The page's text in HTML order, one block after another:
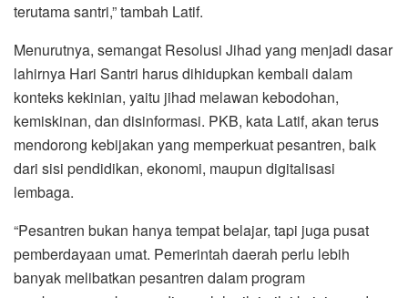
terutama santri,” tambah Latif.
Menurutnya, semangat Resolusi Jihad yang menjadi dasar
lahirnya Hari Santri harus dihidupkan kembali dalam
konteks kekinian, yaitu jihad melawan kebodohan,
kemiskinan, dan disinformasi. PKB, kata Latif, akan terus
mendorong kebijakan yang memperkuat pesantren, baik
dari sisi pendidikan, ekonomi, maupun digitalisasi
lembaga.
“Pesantren bukan hanya tempat belajar, tapi juga pusat
pemberdayaan umat. Pemerintah daerah perlu lebih
banyak melibatkan pesantren dalam program